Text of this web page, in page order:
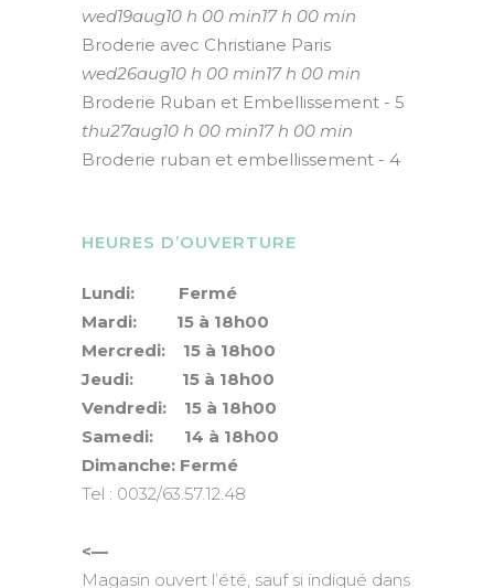
wed19aug10 h 00 min17 h 00 min
Broderie avec Christiane Paris
wed26aug10 h 00 min17 h 00 min
Broderie Ruban et Embellissement - 5
thu27aug10 h 00 min17 h 00 min
Broderie ruban et embellissement - 4
HEURES D’OUVERTURE
Lundi: Fermé
Mardi: 15 à 18h00
Mercredi: 15 à 18h00
Jeudi: 15 à 18h00
Vendredi: 15 à 18h00
Samedi: 14 à 18h00
Dimanche: Fermé
Tel : 0032/63.57.12.48
<—
Magasin ouvert l’été, sauf si indiqué dans